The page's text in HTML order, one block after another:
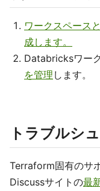
ワークスペース
成します。
Databricksワー
を管理 します。
トラブルシ
Terraform固有のサ
Discussサイトの最